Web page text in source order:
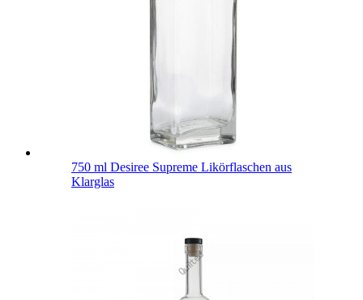
750 ml Desiree Supreme Likörflaschen aus
Klarglas